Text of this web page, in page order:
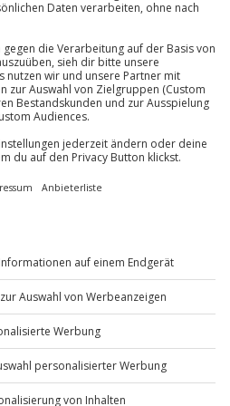
und
1 Person
30 Personen
zu folgenden Zeiten,
Feiertagen:
16 Uhr
Vorteile.